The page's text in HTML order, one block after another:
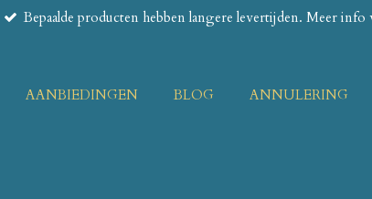
Bepaalde producten hebben langere levertijden. Meer info
AANBIEDINGEN BLOG
ANNULERING